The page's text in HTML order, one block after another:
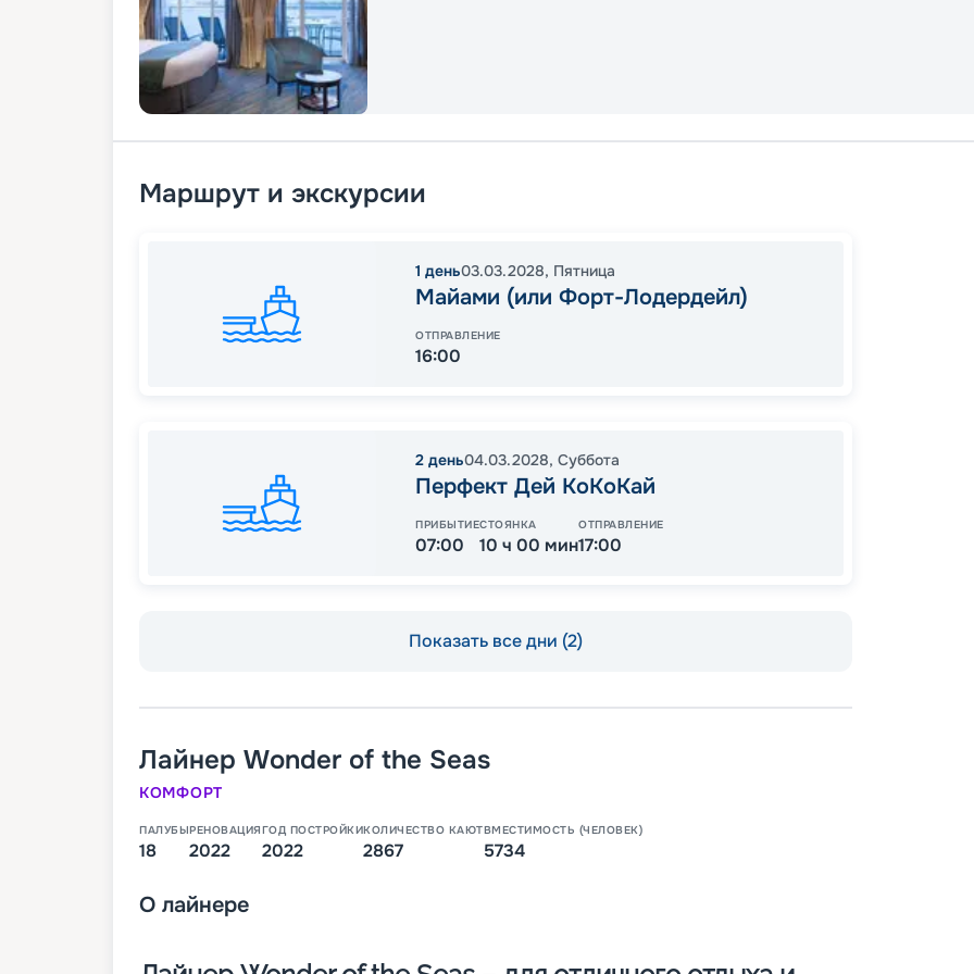
Маршрут и экскурсии
1 день03.03.2028, Пятница
Майами (или Форт-Лодердейл)
ОТПРАВЛЕНИЕ
16:00
2 день04.03.2028, Суббота
Перфект Дей КоКоКай
ПРИБЫТИЕ
07:00
СТОЯНКА
10 ч 00 мин
ОТПРАВЛЕНИЕ
17:00
Показать все дни (2)
Лайнер Wonder of the Seas
КОМФОРТ
ПАЛУБЫ
18
РЕНОВАЦИЯ
2022
ГОД ПОСТРОЙКИ
2022
КОЛИЧЕСТВО КАЮТ
2867
ВМЕСТИМОСТЬ (ЧЕЛОВЕК)
5734
О лайнере